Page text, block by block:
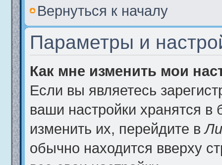
Вернуться к началу
Параметры и
Как мне изменить мои
Если вы являетесь
ваши настройки хранятся
изменить их, перейдите в
обычно находится вверху